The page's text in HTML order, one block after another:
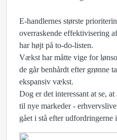
E-handlernes største
overraskende effektivisering
har højt på to-do-listen.
Vækst har måtte vige for
de går benhårdt efter grønne
ekspansiv vækst.
Dog er det interessant at se, at
til nye markeder -
gået i stå efter udfordringerne